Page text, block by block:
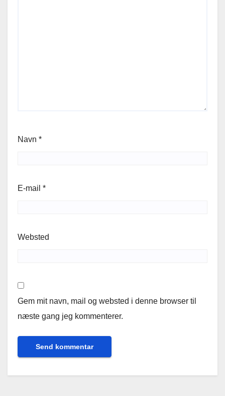
Navn *
E-mail *
Websted
Gem mit navn, mail og websted i denne browser til
næste gang jeg kommenterer.